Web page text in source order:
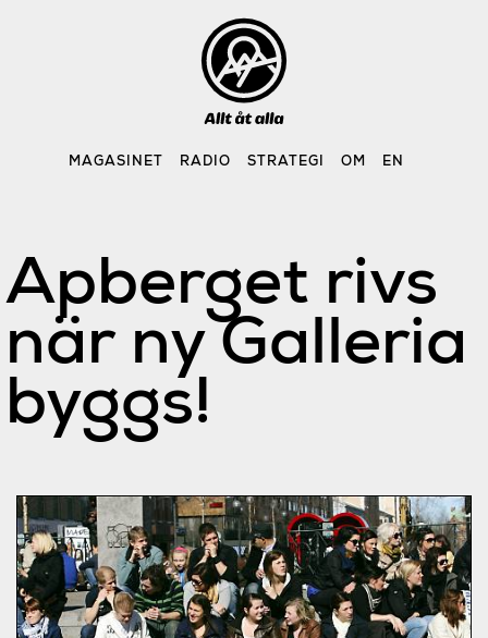
MAGASINET RADIO STRATEGI OM EN
Apberget rivs
när ny Galleria
byggs!